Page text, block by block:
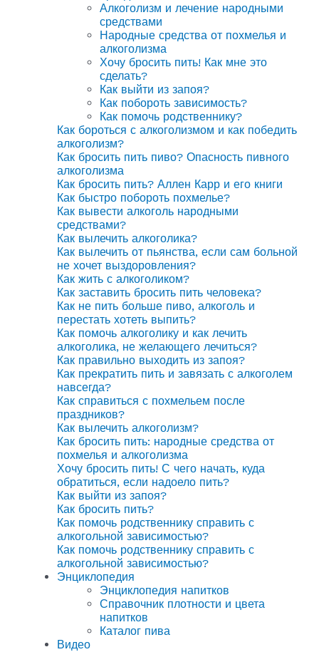
Алкоголизм и лечение народными
средствами
Народные средства от похмелья и
алкоголизма
Хочу бросить пить! Как мне это
сделать?
Как выйти из запоя?
Как побороть зависимость?
Как помочь родственнику?
Как бороться с алкоголизмом и как победить
алкоголизм?
Как бросить пить пиво? Опасность пивного
алкоголизма
Как бросить пить? Аллен Карр и его книги
Как быстро побороть похмелье?
Как вывести алкоголь народными
средствами?
Как вылечить алкоголика?
Как вылечить от пьянства, если сам больной
не хочет выздоровления?
Как жить с алкоголиком?
Как заставить бросить пить человека?
Как не пить больше пиво, алкоголь и
перестать хотеть выпить?
Как помочь алкоголику и как лечить
алкоголика, не желающего лечиться?
Как правильно выходить из запоя?
Как прекратить пить и завязать с алкоголем
навсегда?
Как справиться с похмельем после
праздников?
Как вылечить алкоголизм?
Как бросить пить: народные средства от
похмелья и алкоголизма
Хочу бросить пить! С чего начать, куда
обратиться, если надоело пить?
Как выйти из запоя?
Как бросить пить?
Как помочь родственнику справить с
алкогольной зависимостью?
Как помочь родственнику справить с
алкогольной зависимостью?
Энциклопедия
Энциклопедия напитков
Справочник плотности и цвета
напитков
Каталог пива
Видео